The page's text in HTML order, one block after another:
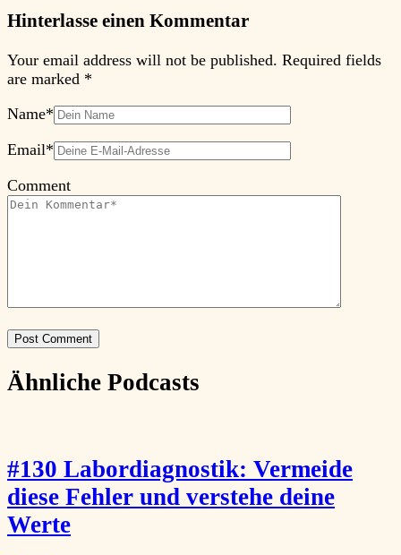
Hinterlasse einen Kommentar
Your email address will not be published. Required fields
are marked *
Name*
Email*
Comment
Ähnliche Podcasts
#130 Labordiagnostik: Vermeide
diese Fehler und verstehe deine
Werte